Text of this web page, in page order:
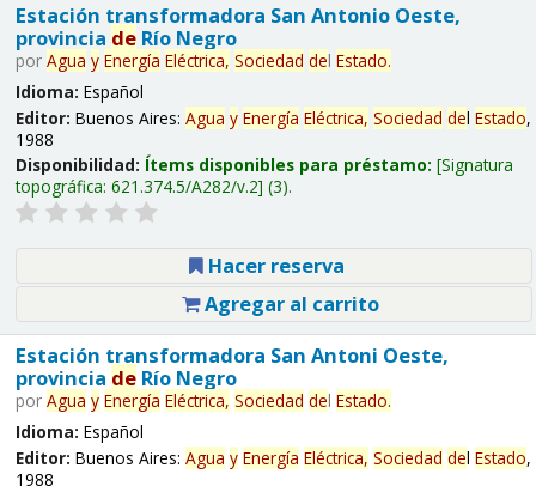
Estación transformadora San Antonio Oeste,
provincia deRío Negro
por Agua y Energía Eléctrica, Sociedad del Estado.
Idioma: Español
Editor: Buenos Aires: Agua y Energía Eléctrica, Sociedad del Estado,
1988
Disponibilidad: Ítems disponibles para préstamo: Signatura
topográfica: 621.374.5/A282/v.2 (3).
Hacer reserva
Agregar al carrito
Estación transformadora San Antoni Oeste,
provincia deRío Negro
por Agua y Energía Eléctrica, Sociedad del Estado.
Idioma: Español
Editor: Buenos Aires: Agua y Energía Eléctrica, Sociedad del Estado,
1988